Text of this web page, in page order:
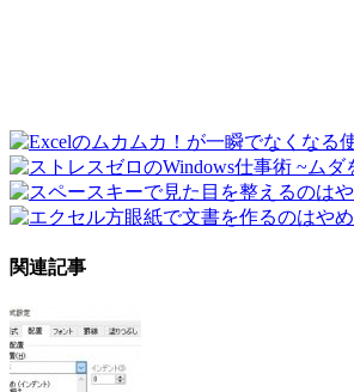
関連記事